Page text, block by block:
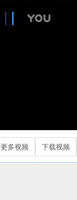
更多视频 下载视频